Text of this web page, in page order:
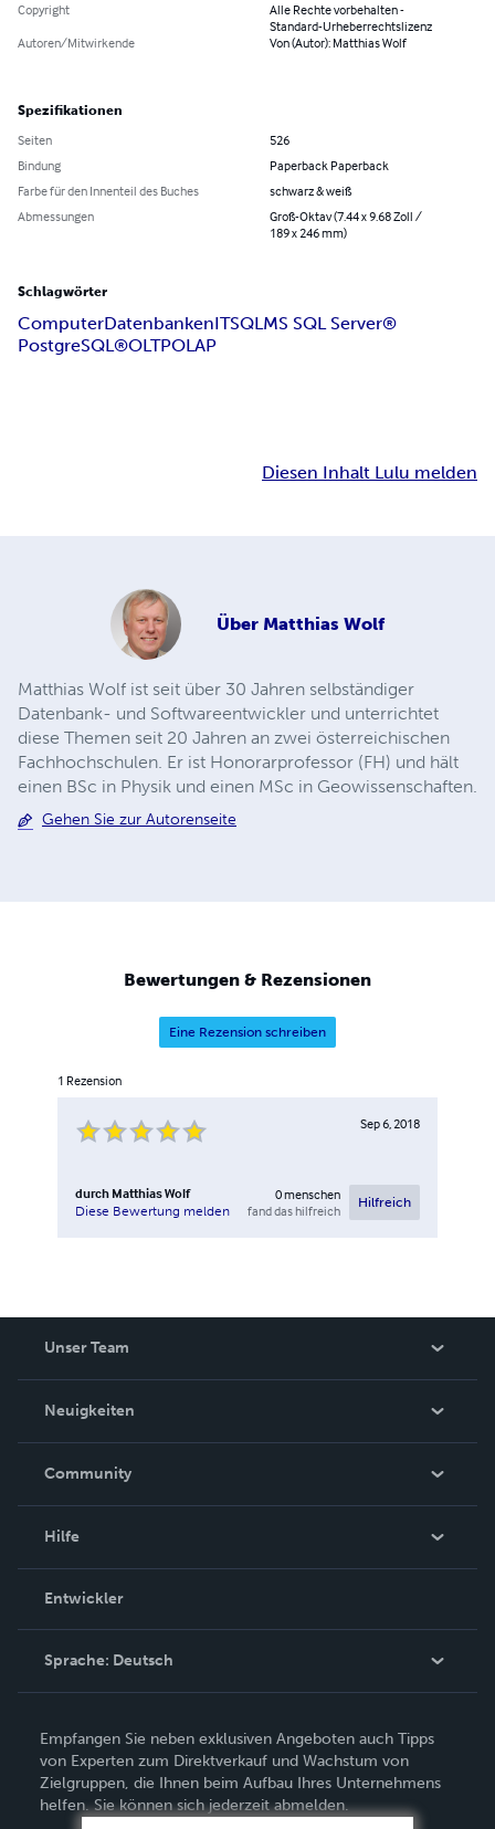
Copyright
Alle Rechte vorbehalten -
Standard-Urheberrechtslizenz
Autoren/Mitwirkende
Von (Autor): Matthias Wolf
Spezifikationen
Seiten
526
Bindung
Paperback Paperback
Farbe für den Innenteil des Buches
schwarz & weiß
Abmessungen
Groß-Oktav (7.44 x 9.68 Zoll /
189 x 246 mm)
Schlagwörter
ComputerDatenbankenITSQLMS SQL Server®
PostgreSQL®OLTPOLAP
Diesen Inhalt Lulu melden
Über Matthias Wolf
Matthias Wolf ist seit über 30 Jahren selbständiger
Datenbank- und Softwareentwickler und unterrichtet
diese Themen seit 20 Jahren an zwei österreichischen
Fachhochschulen. Er ist Honorarprofessor (FH) und hält
einen BSc in Physik und einen MSc in Geowissenschaften.
Gehen Sie zur Autorenseite
Bewertungen & Rezensionen
Eine Rezension schreiben
1 Rezension
Sep 6, 2018
durch Matthias Wolf
Diese Bewertung melden
0menschen
fand das hilfreich
Hilfreich
Unser Team
Über uns
Neuigkeiten
In den Nachrichten
Community
Blogs
Podcast
Hilfe
Auftragssuche
Wissensbasis
Kundendienst kontaktieren
Entwickler
Sprache: Deutsch
Deutsch
Français
Empfangen Sie neben exklusiven Angeboten auch Tipps
von Experten zum Direktverkauf und Wachstum von
Zielgruppen, die Ihnen beim Aufbau Ihres Unternehmens
helfen. Sie können sich jederzeit abmelden.